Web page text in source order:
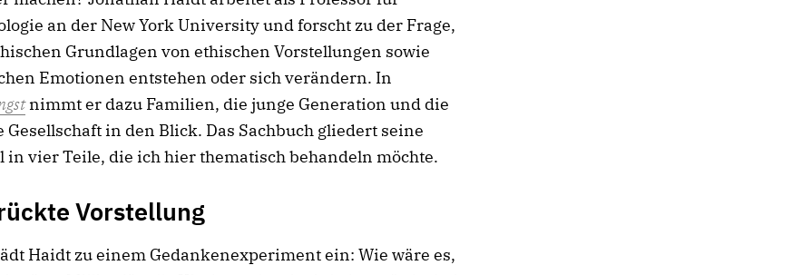
an der New York University und forscht zu der Frage,
Grundlagen von ethischen Vorstellungen sowie
Emotionen entstehen oder sich verändern. In
nimmt er dazu Familien, die junge Generation und die
in den Blick. Das Sachbuch gliedert seine
in vier Teile, die ich hier thematisch behandeln möchte.
Vorstellung
Haidt zu einem Gedankenexperiment ein: Wie wäre es,